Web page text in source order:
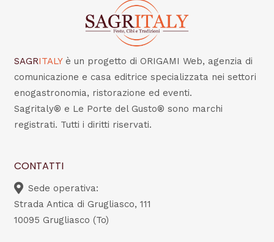
SAGRITALY è un progetto di ORIGAMI Web, agenzia di
comunicazione e casa editrice specializzata nei settori
enogastronomia, ristorazione ed eventi.
Sagritaly® e Le Porte del Gusto® sono marchi
registrati. Tutti i diritti riservati.
CONTATTI
Sede operativa:
Strada Antica di Grugliasco, 111
10095 Grugliasco (To)